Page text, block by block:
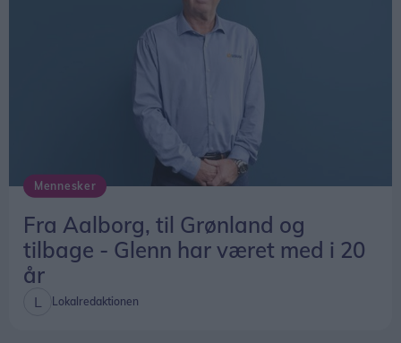
Mennesker
Fra Aalborg, til Grønland og
tilbage - Glenn har været med i 20
år
Lokalredaktionen